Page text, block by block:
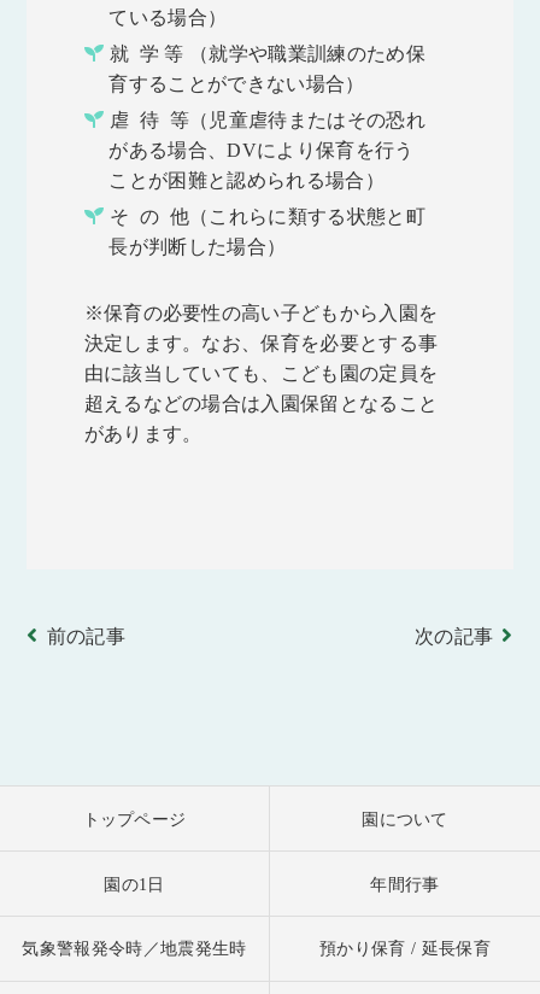
ている場合）
就 学 等 （就学や職業訓練のため保
育することができない場合）
虐 待 等（児童虐待またはその恐れ
がある場合、DVにより保育を行う
ことが困難と認められる場合）
そ の 他（これらに類する状態と町
長が判断した場合）
※保育の必要性の高い子どもから入園を
決定します。なお、保育を必要とする事
由に該当していても、こども園の定員を
超えるなどの場合は入園保留となること
があります。
前の記事 次の記事
トップページ 園について
園の1日 年間行事
気象警報発令時／地震発生時 預かり保育 / 延長保育